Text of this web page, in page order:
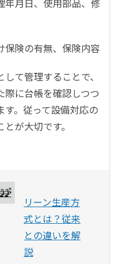
年月日、使用部品、修
険の有無、保険内容
て管理することで、
際に台帳を確認しつつ
。従って設備対応の
が大切です。
リーン生産方
式とは？従来
との違いを解
説